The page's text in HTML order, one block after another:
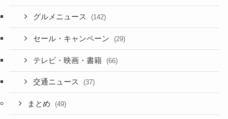
グルメニュース (142)
セール・キャンペーン (29)
テレビ・映画・書籍 (66)
交通ニュース (37)
まとめ (49)